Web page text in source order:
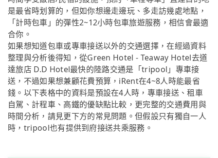
是最省時划算的，但如你想邊走邊玩、多走訪幾處地點，
「計時包車」的彈性2~12小時包車旅遊服務，相信會最適
合你。
如果想知道包車或專車接送以外的交通選擇，在經過資料
整理與分析後得知，從Green Hotel - Teaway Hotel去道
達旅店 D.D Hotel最快的陸路交通是「tripool」專車接
送，不過如果想兼顧花費預算，iRent在4~8人時能最省
錢。以下表格中的資料是預設在4人時，專車接送、租車
自駕、計程車、高鐵的優缺點比較，更完整的交通費用與
時間分析，請見更下方的常見問題。但假設只有獨自一人
時，tripool也有提供到府接送共乘服務。